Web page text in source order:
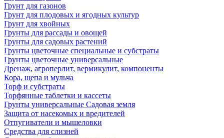
Грунт для газонов
Грунт для плодовых и ягодных культур
Грунт для хвойных
Грунты для рассады и овощей
Грунты для садовых растений
Грунты цветочные специальные и субстраты
Грунты цветочные универсальные
Дренаж, агроперлит, вермикулит, компоненты
Кора, щепа и мульча
Торф и субстраты
Торфянные таблетки и кассеты
Грунты универсальные Садовая земля
Защита от насекомых и вредителей
Отпугиватели и мышеловки
Средства для слизней